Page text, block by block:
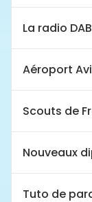
La radio
Aéroport
Scouts de
Nouveaux
Tuto de